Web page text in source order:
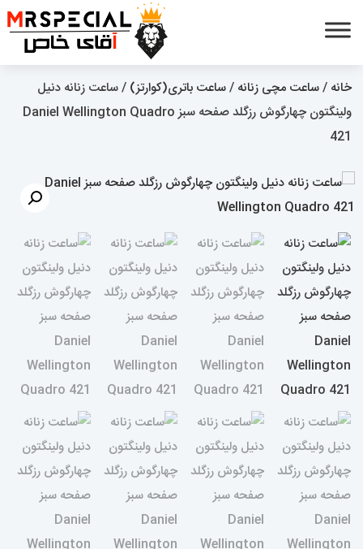
خانه /ساعت مچی زنانه /ساعت باتری(کوارتز) / ساعت زنانه دنیل
ولینگتون چهارگوش رزگلد صفحه سبز Daniel Wellington Quadro
421